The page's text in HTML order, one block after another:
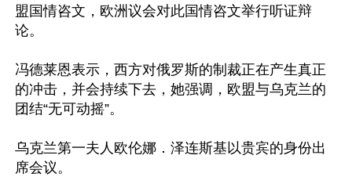
盟国情咨文，欧洲议会对此国情咨文举行听证辩
论。
冯德莱恩表示，西方对俄罗斯的制裁正在产生真正
的冲击，并会持续下去，她强调，欧盟与乌克兰的
团结“无可动摇”。
乌克兰第一夫人欧伦娜．泽连斯基以贵宾的身份出
席会议。